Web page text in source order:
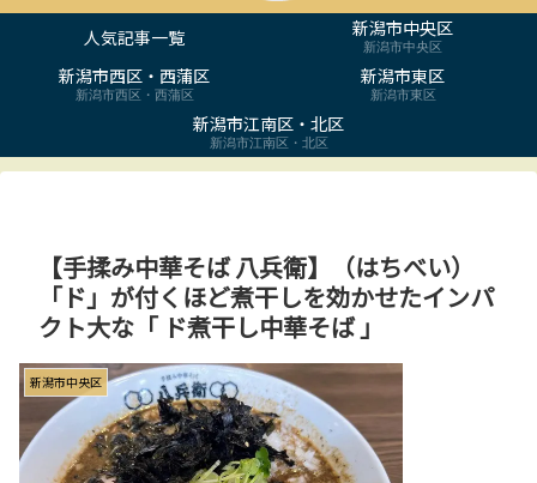
人気記事一覧 新潟市中央区
新潟市中央区
新潟市西区・西蒲区
新潟市西区・西蒲区
新潟市東区
新潟市東区
新潟市江南区・北区
新潟市江南区・北区
【手揉み中華そば 八兵衛】（はちべい）
「ド」が付くほど煮干しを効かせたインパ
クト大な「 ド煮干し中華そば 」
新潟市中央区